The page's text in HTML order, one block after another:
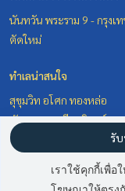
นันทวัน พระราม 9 - กรุงเ
ตัดใหม่
ทำเลน่าสนใจ
สุขุมวิท อโศก ทองหล่อ
พัฒนาการ ศรีนครินทร์
วิทยุ ชิดลม หลังสวน
เราใช้คุกกี้เพื่
รั